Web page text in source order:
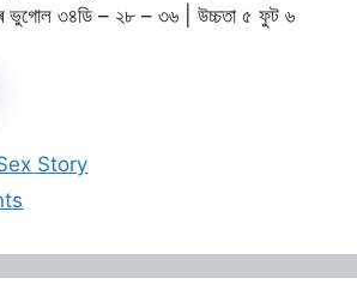
ভুগোল ৩৪ডি – ২৮ – ৩৬ | উচ্চতা ৫ ফুট ৬
Story